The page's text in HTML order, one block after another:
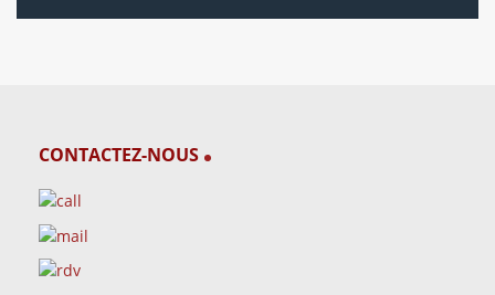
CONTACTEZ-NOUS